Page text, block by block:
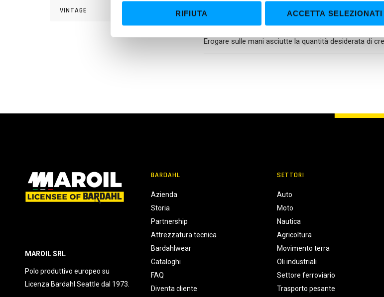
n
o
RIFIUTA ACCETTA SELEZIONATI
VINTAGE
UTILIZZO
Erogare sulle mani asciutte la quantità desiderata di
MAROIL SRL
Polo produttivo europeo su
Licenza Bardahl Seattle dal 1973.
BARDAHL
Azienda
Storia
Partnership
Attrezzatura tecnica
Bardahlwear
Cataloghi
FAQ
Diventa cliente
SETTORI
Auto
Moto
Nautica
Agricoltura
Movimento terra
Oli industriali
Settore ferroviario
Trasporto pesante